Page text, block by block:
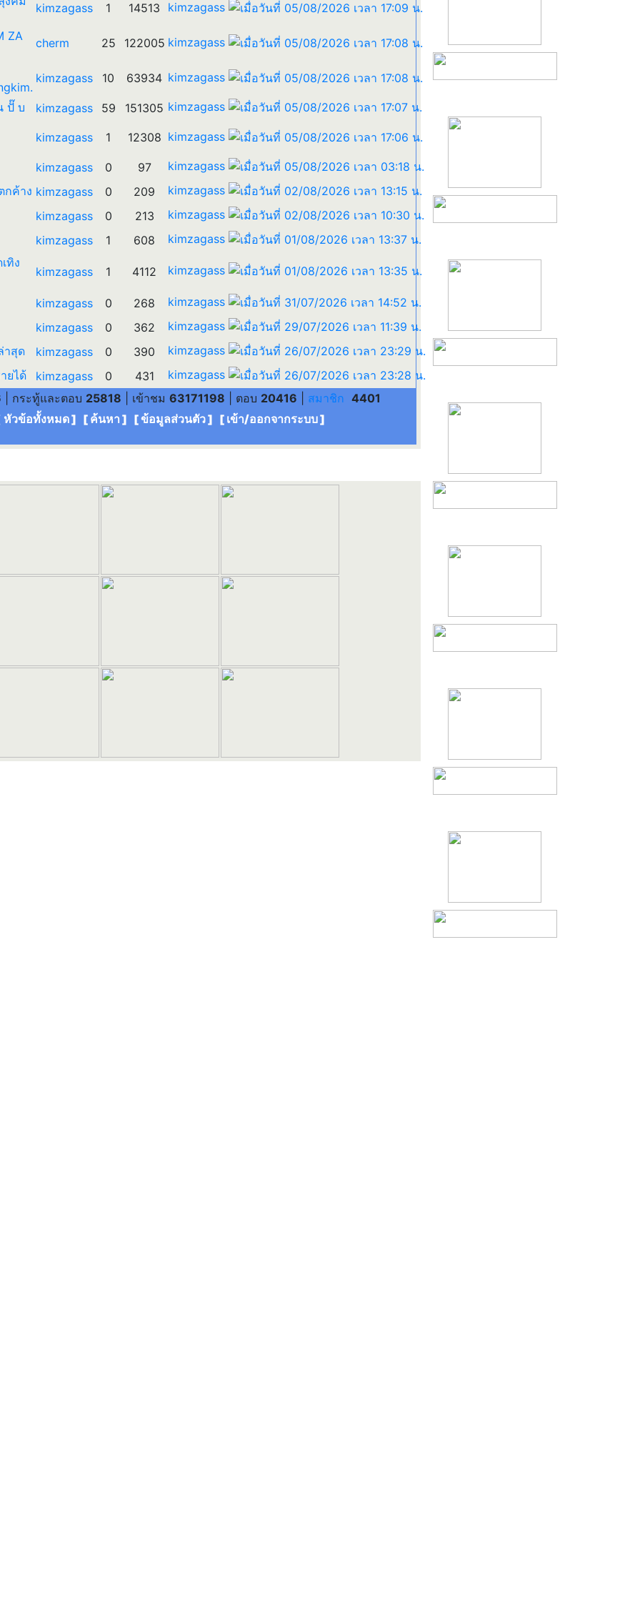
kimzagass 1 14513 kimzagass
ZA
cherm 25 122005 kimzagass
kimzagass 10 63934 kimzagass
ปั๊ บ kimzagass 59 151305 kimzagass
kimzagass 1 12308 kimzagass
kimzagass 0 97
kimzagass
กค้าง kimzagass 0 209
kimzagass
kimzagass 0 213
kimzagass
kimzagass 1 608
kimzagass
ทิง
kimzagass 1 4112 kimzagass
kimzagass 0 268
kimzagass
kimzagass 0 362
kimzagass
าสุด
kimzagass 0 390
kimzagass
ยได้
kimzagass 0 431
kimzagass
| กระทู้และตอบ 25818 | เข้าชม 63171198 | ตอบ 20416 สมาชิก 4401
หัวข้อทั้งหมด] [ ค้นหา ] [ข้อมูลส่วนตัว] [ เข้า/ออกจากระบบ]